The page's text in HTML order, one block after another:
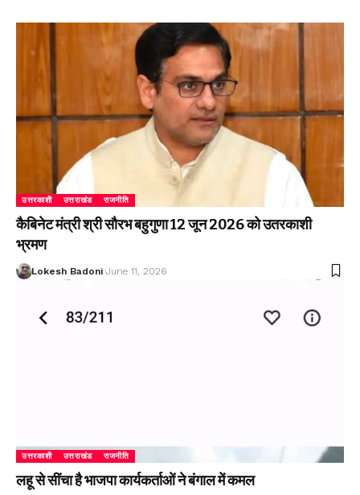
उत्तरकाशी उत्तराखंड राजनीति
कैबिनेट मंत्री श्री सौरभ बहुगुणा 12 जून 2026 को उतरकाशी
भ्रमण
Lokesh Badoni June 11, 2026
उत्तरकाशी उत्तराखंड राजनीति
लहू से सींचा है भाजपा कार्यकर्ताओं ने बंगाल में कमल